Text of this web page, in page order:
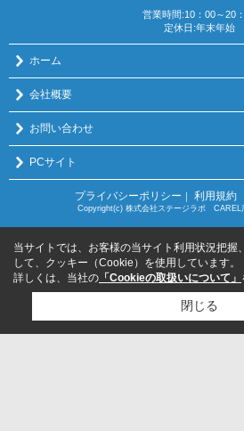
営業時間:10：00～20
定休日:年末年始
ホーム
会社概要
お問い合わせ
PCサイト
プライバシーポリシー 利用規約
Copyright(c) 株式会社ステージラボ CAREL
当サイトでは、お客様の当サイト利用状況把握
して、クッキー（Cookie）を使用しています。
詳しくは、当社の 「Cookieの取扱いについて」
閉じる